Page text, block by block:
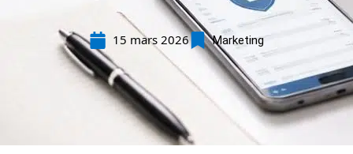
15 mars 2026 Marketing